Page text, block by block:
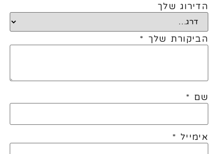
הדירוג שלך
הביקורת שלך *
שם *
אימייל *